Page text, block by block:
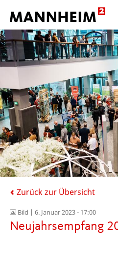
Zurück zur Übersicht
Bild | 6. Januar 2023 - 17:00
Neujahrsempfang